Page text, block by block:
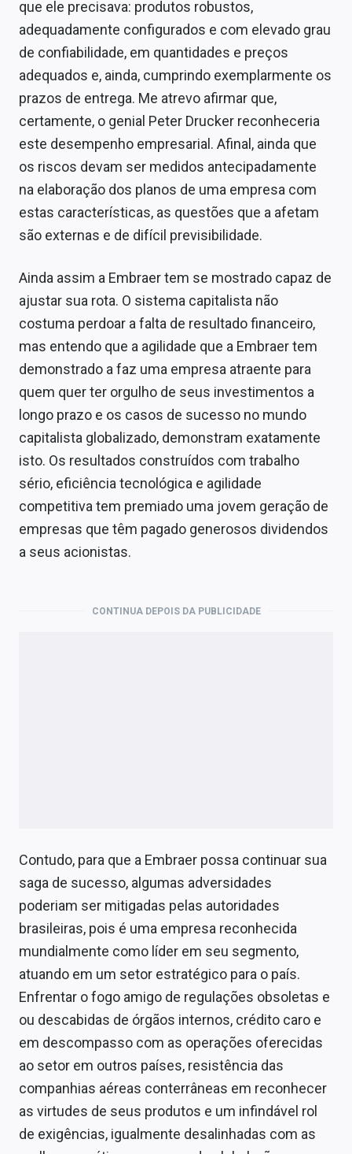
que ele precisava: produtos robustos,
adequadamente configurados e com elevado grau
de confiabilidade, em quantidades e preços
adequados e, ainda, cumprindo exemplarmente os
prazos de entrega. Me atrevo afirmar que,
certamente, o genial Peter Drucker reconheceria
este desempenho empresarial. Afinal, ainda que
os riscos devam ser medidos antecipadamente
na elaboração dos planos de uma empresa com
estas características, as questões que a afetam
são externas e de difícil previsibilidade.
Ainda assim a Embraer tem se mostrado capaz de
ajustar sua rota. O sistema capitalista não
costuma perdoar a falta de resultado financeiro,
mas entendo que a agilidade que a Embraer tem
demonstrado a faz uma empresa atraente para
quem quer ter orgulho de seus investimentos a
longo prazo e os casos de sucesso no mundo
capitalista globalizado, demonstram exatamente
isto. Os resultados construídos com trabalho
sério, eficiência tecnológica e agilidade
competitiva tem premiado uma jovem geração de
empresas que têm pagado generosos dividendos
a seus acionistas.
CONTINUA DEPOIS DA PUBLICIDADE
Contudo, para que a Embraer possa continuar sua
saga de sucesso, algumas adversidades
poderiam ser mitigadas pelas autoridades
brasileiras, pois é uma empresa reconhecida
mundialmente como líder em seu segmento,
atuando em um setor estratégico para o país.
Enfrentar o fogo amigo de regulações obsoletas e
ou descabidas de órgãos internos, crédito caro e
em descompasso com as operações oferecidas
ao setor em outros países, resistência das
companhias aéreas conterrâneas em reconhecer
as virtudes de seus produtos e um infindável rol
de exigências, igualmente desalinhadas com as